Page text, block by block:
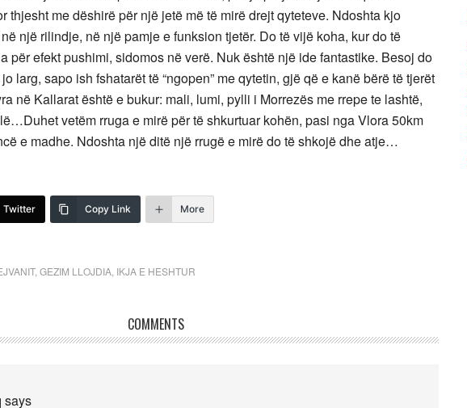
thjesht me dëshirë për një jetë më të mirë drejt qyteteve. Ndoshta kjo
një rilindje, në një pamje e funksion tjetër. Do të vijë koha, kur do të
për efekt pushimi, sidomos në verë. Nuk është një ide fantastike. Besoj do
larg, sapo ish fshatarët të “ngopen” me qytetin, gjë që e kanë bërë të tjerët
në Kallarat është e bukur: mali, lumi, pylli i Morrezës me rrepe te lashtë,
vetëm rruga e mirë për të shkurtuar kohën, pasi nga Vlora 50km
e madhe. Ndoshta një ditë një rrugë e mirë do të shkojë dhe atje…
Twitter Copy Link More
, GEZIM LLOJDIA IKJA E HESHTUR
COMMENTS
says